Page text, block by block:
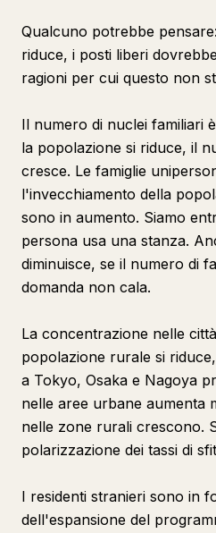
Qualcuno potrebbe
riduce, i posti liberi
ragioni per cui questo non
Il numero di nuclei familiari
la popolazione si riduce, il
cresce. Le famiglie
l'invecchiamento della
sono in aumento. Siamo
persona usa una stanza.
diminuisce, se il numero di
domanda non cala.
La concentrazione nelle
popolazione rurale si
a Tokyo, Osaka e Nagoya
nelle aree urbane aumenta
nelle zone rurali crescono.
polarizzazione dei tassi di
I residenti stranieri sono in
dell'espansione del